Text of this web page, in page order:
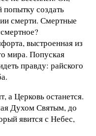
попытку создать
смерти. Смертные
выстроенная из
мира. Попуская
правду: райского
а Церковь останется.
Духом Святым, до
явится с Небес,